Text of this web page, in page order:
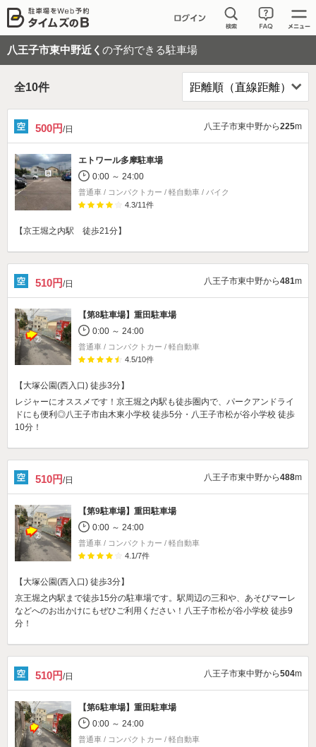
八王子市東中野近く の予約できる駐車場
全10件
500円/日 八王子市東中野から225m
エトワール多摩駐車場
0:00 ～ 24:00
普通車 / コンパクトカー / 軽自動車 / バイク
4.3/11件
【京王堀之内駅 徒歩21分】
510円/日 八王子市東中野から481m
【第8駐車場】 重田駐車場
0:00 ～ 24:00
普通車 / コンパクトカー / 軽自動車
4.5/10件
【大塚公園(西入口) 徒歩3分】
レジャーにオススメです！京王堀之内駅も徒歩圏内で、パークアンドライ
ドにも便利◎八王子市由木東小学校 徒歩5分・八王子市松が谷小学校 徒歩
10分！
510円/日 八王子市東中野から488m
【第9駐車場】 重田駐車場
0:00 ～ 24:00
普通車 / コンパクトカー / 軽自動車
4.1/7件
【大塚公園(西入口) 徒歩3分】
京王堀之内駅まで徒歩15分の駐車場です。駅周辺の三和や、あそびマーレ
などへのお出かけにもぜひご利用ください！八王子市松が谷小学校 徒歩9
分！
510円/日 八王子市東中野から504m
【第6駐車場】 重田駐車場
0:00 ～ 24:00
普通車 / コンパクトカー / 軽自動車